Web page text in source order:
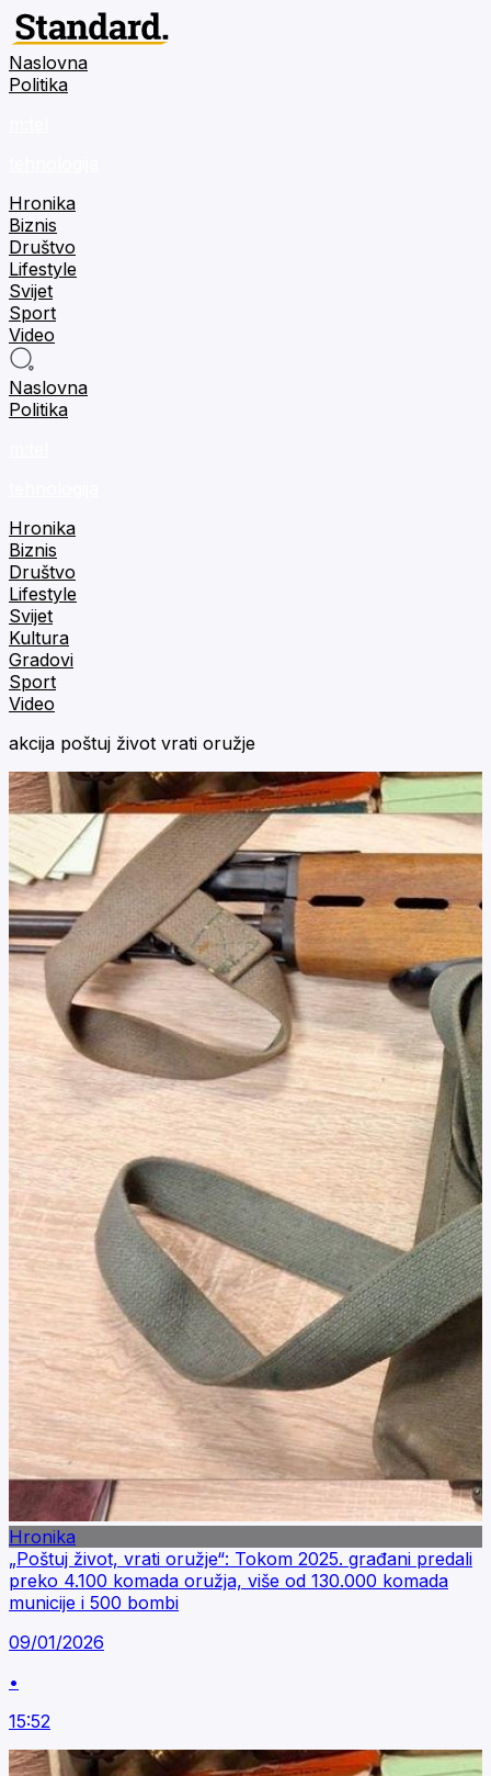
Naslovna
Politika
Hronika
Biznis
Društvo
Lifestyle
Svijet
Sport
Video
Naslovna
Politika
Hronika
Biznis
Društvo
Lifestyle
Svijet
Kultura
Gradovi
Sport
Video
akcija poštuj život vrati oružje
Hronika
„Poštuj život, vrati oružje“: Tokom 2025. građani predali
preko 4.100 komada oružja, više od 130.000 komada
municije i 500 bombi
09/01/2026
•
15:52